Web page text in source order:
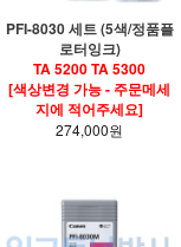
PFI-8030 세트 (5색/정품플
로터잉크)
TA 5200 TA 5300
[색상변경 가능 - 주문메세
지에 적어주세요]
274,000원